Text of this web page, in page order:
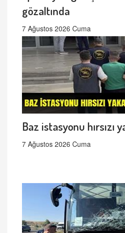
gözaltında
7 Ağustos 2026 Cuma
Baz istasyonu hırsızı
7 Ağustos 2026 Cuma